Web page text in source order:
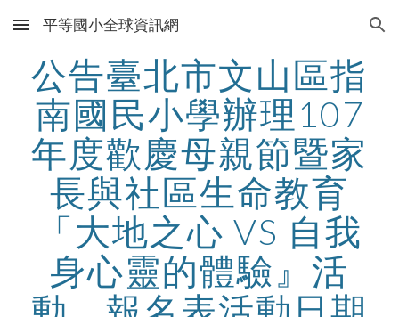
Skip to main content Skip to navigation
平等國小全球資訊網
公告臺北市文山區指
南國民小學辦理107
年度歡慶母親節暨家
長與社區生命教育
「大地之心 VS 自我
身心靈的體驗』活